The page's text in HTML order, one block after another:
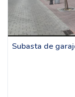
Subasta de